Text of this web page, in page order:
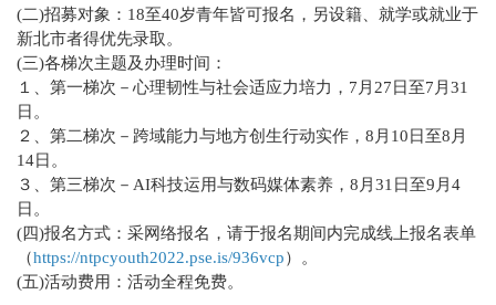
(二)招募对象：18至40岁青年皆可报名，另设籍、就学或就业于
新北市者得优先录取。
(三)各梯次主题及办理时间：
１、第一梯次－心理韧性与社会适应力培力，7月27日至7月31
日。
２、第二梯次－跨域能力与地方创生行动实作，8月10日至8月
14日。
３、第三梯次－AI科技运用与数码媒体素养，8月31日至9月4
日。
(四)报名方式：采网络报名，请于报名期间内完成线上报名表单
（https://ntpcyouth2022.pse.is/936vcp）。
(五)活动费用：活动全程免费。